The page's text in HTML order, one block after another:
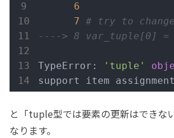
6
7 # try to
----> 8 var_tuple[0] =
TypeError: 'tuple'
support item assignment
と「tuple型では要素の更新はできな
なります。